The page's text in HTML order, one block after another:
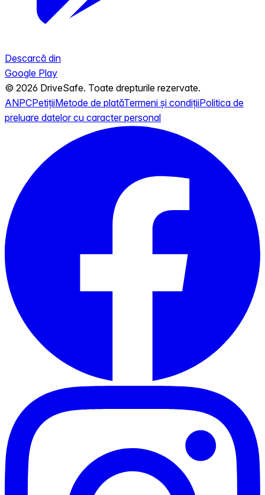
Descarcă din
Google Play
© 2026 DriveSafe. Toate drepturile rezervate.
ANPCPetițiiMetode de platăTermeni și condițiiPolitica de
preluare datelor cu caracter personal